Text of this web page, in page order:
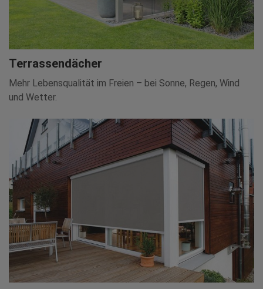
Terrassendächer
Mehr Lebensqualität im Freien – bei Sonne, Regen, Wind
und Wetter.